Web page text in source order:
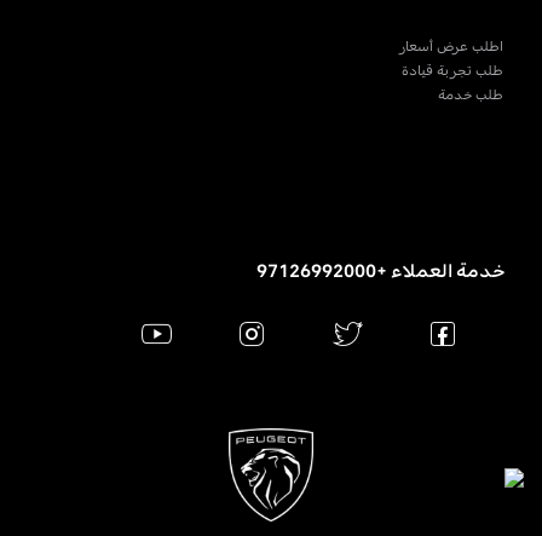
اطلب عرض أسعار
طلب تجربة قيادة
طلب خدمة
خدمة العملاء +97126992000